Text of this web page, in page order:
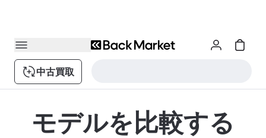
中古買取
モデルを比較する